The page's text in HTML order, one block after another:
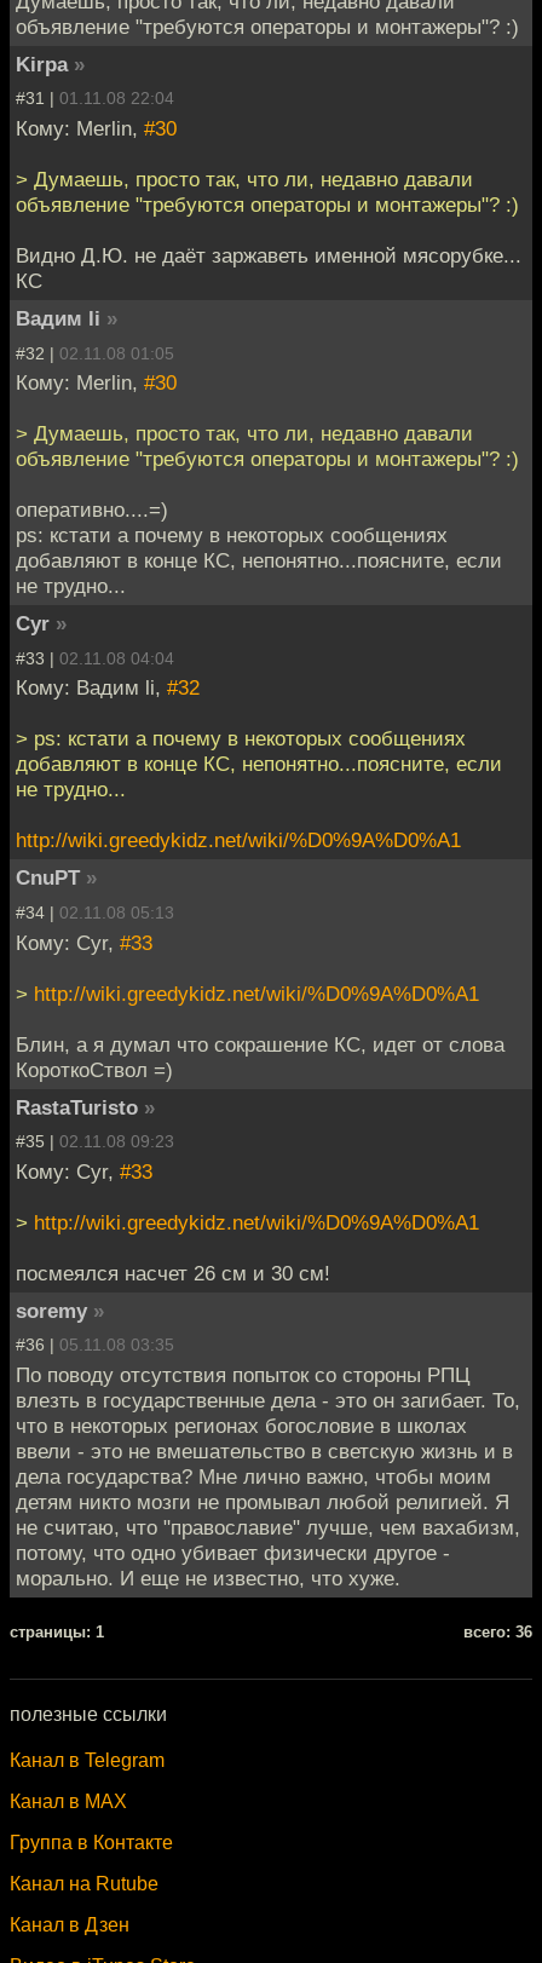
объявление "требуются операторы и монтажеры"? :)
Kirpa »
#31 | 01.11.08 22:04
Кому: Merlin, #30
> Думаешь, просто так, что ли, недавно давали
объявление "требуются операторы и монтажеры"? :)
Видно Д.Ю. не даёт заржаветь именной мясорубке...
КС
Вадим li »
#32 | 02.11.08 01:05
Кому: Merlin, #30
> Думаешь, просто так, что ли, недавно давали
объявление "требуются операторы и монтажеры"? :)
оперативно....=)
ps: кстати а почему в некоторых сообщениях
добавляют в конце КС, непонятно...поясните, если
не трудно...
Cyr »
#33 | 02.11.08 04:04
Кому: Вадим li, #32
> ps: кстати а почему в некоторых сообщениях
добавляют в конце КС, непонятно...поясните, если
не трудно...
http://wiki.greedykidz.net/wiki/%D0%9A%D0%A1
CnuPT »
#34 | 02.11.08 05:13
Кому: Cyr, #33
> http://wiki.greedykidz.net/wiki/%D0%9A%D0%A1
Блин, а я думал что сокрашение КС, идет от слова
КороткоСтвол =)
RastaTuristo »
#35 | 02.11.08 09:23
Кому: Cyr, #33
> http://wiki.greedykidz.net/wiki/%D0%9A%D0%A1
посмеялся насчет 26 см и 30 см!
soremy »
#36 | 05.11.08 03:35
По поводу отсутствия попыток со стороны РПЦ
влезть в государственные дела - это он загибает. То,
что в некоторых регионах богословие в школах
ввели - это не вмешательство в светскую жизнь и в
дела государства? Мне лично важно, чтобы моим
детям никто мозги не промывал любой религией. Я
не считаю, что "православие" лучше, чем вахабизм,
потому, что одно убивает физически другое -
морально. И еще не известно, что хуже.
cтраницы: 1 всего: 36
полезные ссылки
Канал в Telegram
Канал в MAX
Группа в Контакте
Канал на Rutube
Канал в Дзен